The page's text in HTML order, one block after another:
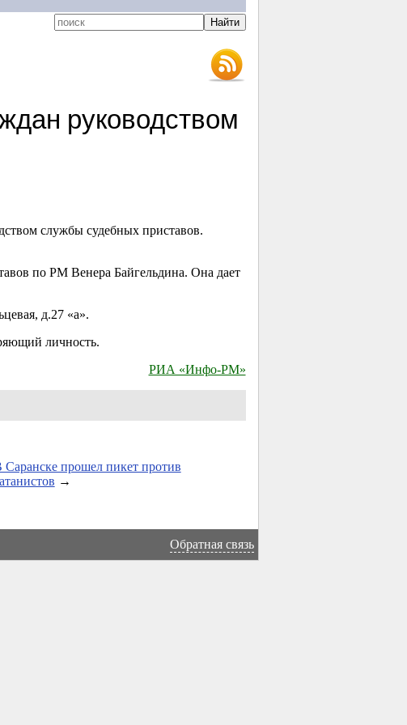
руководством
службы судебных приставов.
по РМ Венера Байгельдина. Она дает
д.27 «а».
личность.
РИА «Инфо-РМ»
Саранске прошел пикет против
→
Обратная связь